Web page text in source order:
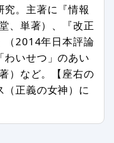
害する内容を
の宣伝、販売
合
させる内容を
内容の情報を
究。主著に『情報
、単著）、『改正
（2014年日本評論
わいせつ」のあい
）など。【座右の
正義の女神）に